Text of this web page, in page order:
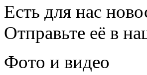
Есть для нас
Отправьте её в
Фото и видео